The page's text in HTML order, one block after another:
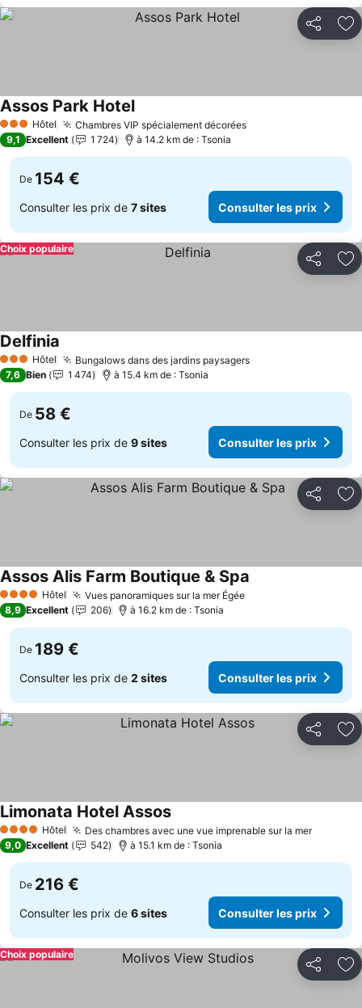
Partager
3 ÉtoilesHôtel Chambres VIP spécialement décorées
Assos Park Hotel
9,1 Excellent 1 724 à 14.2 km de : Tsonia
De 154 €
Consulter les prix de 7 sites Consulter les prix
Partager
Choix populaire
3 ÉtoilesHôtel Bungalows dans des jardins paysagers
Delfinia
7,6 Bien 1 474 à 15.4 km de : Tsonia
De 58 €
Consulter les prix de 9 sites Consulter les prix
Partager
4 Étoiles Hôtel Vues panoramiques sur la mer Égée
Assos Alis Farm Boutique & Spa
8,9 Excellent 206 à 16.2 km de : Tsonia
De 189 €
Consulter les prix de 2 sites Consulter les prix
Partager
4 Étoiles Hôtel Des chambres avec une vue imprenable sur la mer
Limonata Hotel Assos
9,0 Excellent 542 à 15.1 km de : Tsonia
De 216 €
Consulter les prix de 6 sites Consulter les prix
Partager
Choix populaire